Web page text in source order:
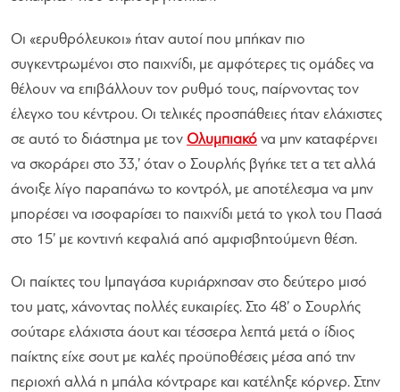
Οι «ερυθρόλευκοι» ήταν αυτοί που μπήκαν πιο
συγκεντρωμένοι στο παιχνίδι, με αμφότερες τις ομάδες να
θέλουν να επιβάλλουν τον ρυθμό τους, παίρνοντας τον
έλεγχο του κέντρου. Οι τελικές προσπάθειες ήταν ελάχιστες
σε αυτό το διάστημα με τον Ολυμπιακό να μην καταφέρνει
να σκοράρει στο 33,’ όταν ο Σουρλής βγήκε τετ α τετ αλλά
άνοιξε λίγο παραπάνω το κοντρόλ, με αποτέλεσμα να μην
μπορέσει να ισοφαρίσει το παιχνίδι μετά το γκολ του Πασά
στο 15’ με κοντινή κεφαλιά από αμφισβητούμενη θέση.
Οι παίκτες του Ιμπαγάσα κυριάρχησαν στο δεύτερο μισό
του ματς, χάνοντας πολλές ευκαιρίες. Στο 48’ ο Σουρλής
σούταρε ελάχιστα άουτ και τέσσερα λεπτά μετά ο ίδιος
παίκτης είχε σουτ με καλές προϋποθέσεις μέσα από την
περιοχή αλλά η μπάλα κόντραρε και κατέληξε κόρνερ. Στην